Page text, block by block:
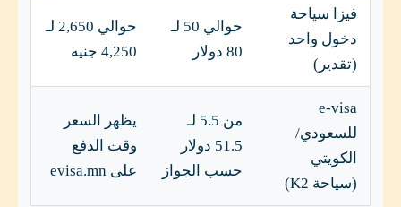
فيزا سياحة
دخول واحد
(تقدير)
حوالي 50 لـ
80 دولار
حوالي 2,650 لـ
4,250 جنيه
e-visa
للسعودي/
الكويتي
(سياحة K2)
من 5.5 لـ
51.5 دولار
حسب الجواز
يظهر السعر
وقت الدفع
على evisa.mn